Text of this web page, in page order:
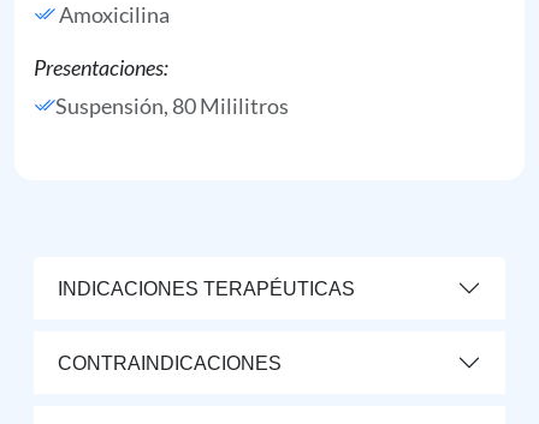
Amoxicilina
Presentaciones:
Suspensión, 80 Mililitros
INDICACIONES TERAPÉUTICAS
CONTRAINDICACIONES